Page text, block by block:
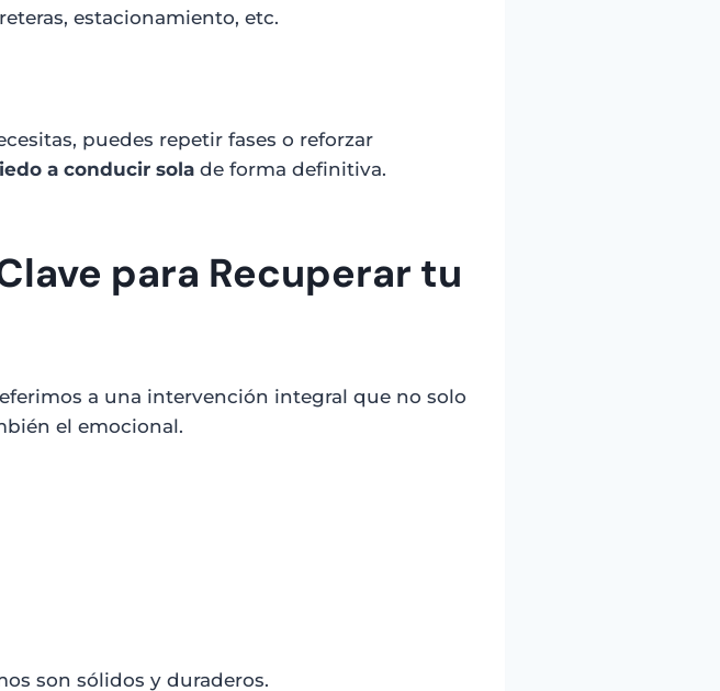
estacionamiento, etc.
puedes repetir fases o reforzar
a conducir sola de forma definitiva.
para Recuperar tu
a una intervención integral que no solo
el emocional.
son sólidos y duraderos.